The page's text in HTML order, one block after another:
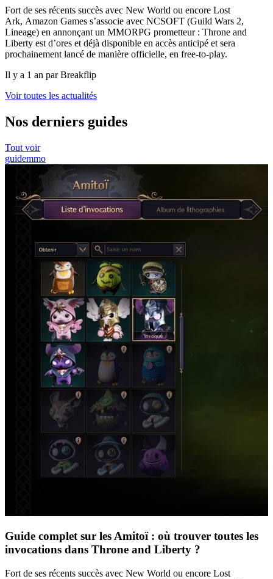
Fort de ses récents succès avec New World ou encore Lost
Ark, Amazon Games s’associe avec NCSOFT (Guild Wars 2,
Lineage) en annonçant un MMORPG prometteur : Throne and
Liberty est d’ores et déjà disponible en accès anticipé et sera
prochainement lancé de manière officielle, en free-to-play.
Il y a 1 an par Breakflip
Voir toutes les actualités
Nos derniers guides
Tout voir
guidemmo
Guide complet sur les Amitoï : où trouver toutes les
invocations dans Throne and Liberty ?
Fort de ses récents succès avec New World ou encore Lost